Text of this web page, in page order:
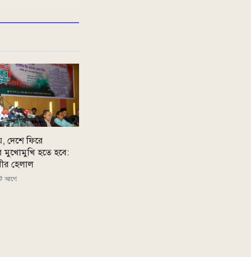
দেশে ফিরে
মুখোমুখি হতে হবে:
হেলাল
আগে